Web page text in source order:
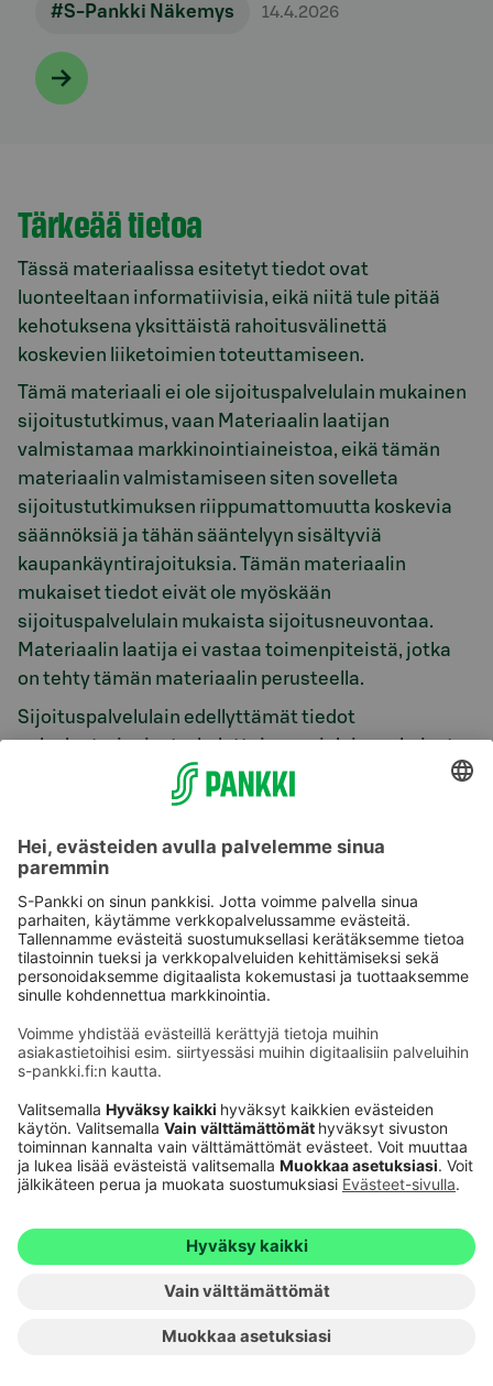
#S-Pankki Näkemys 14.4.2026
Tärkeää tietoa
Tässä materiaalissa esitetyt tiedot ovat
luonteeltaan informatiivisia, eikä niitä tule pitää
kehotuksena yksittäistä rahoitusvälinettä
koskevien liiketoimien toteuttamiseen.
Tämä materiaali ei ole sijoituspalvelulain mukainen
sijoitustutkimus, vaan Materiaalin laatijan
valmistamaa markkinointiaineistoa, eikä tämän
materiaalin valmistamiseen siten sovelleta
sijoitustutkimuksen riippumattomuutta koskevia
säännöksiä ja tähän sääntelyyn sisältyviä
kaupankäyntirajoituksia. Tämän materiaalin
mukaiset tiedot eivät ole myöskään
sijoituspalvelulain mukaista sijoitusneuvontaa.
Materiaalin laatija ei vastaa toimenpiteistä, jotka
on tehty tämän materiaalin perusteella.
Sijoituspalvelulain edellyttämät tiedot
palveluntarjoajasta, kuluttajansuojalain mukaiset
etämyyntiä koskevat tiedot sekä rahoitusvälineisiin
liittyviä riskejä koskevat kuvaukset ovat saatavilla
Tätä katsausta tai sen kopioita ei saa levittää
Yhdysvaltoihin tai muihin vastaavanlaisten
rajoitusten alaisiin maihin. Raportin levittäminen
Yhdysvalloissa tai muissa vastaavanlaisten
rajoitusten alaisissa maissa tai levittäminen näiden
rikkomukseksi näissä maissa voimassa olevia
lakeja vastaan.